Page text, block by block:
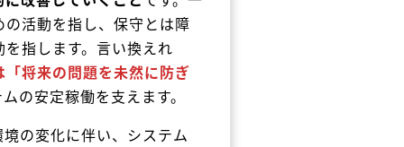
活動を指し、保守とは障
指します。言い換えれ
「将来の問題を未然に防ぎ
の安定稼働を支えます。
の変化に伴い、システム